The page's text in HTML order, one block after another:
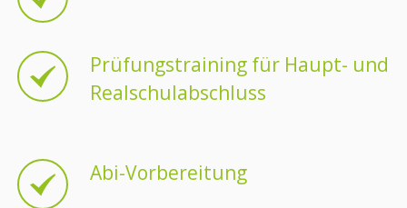
Prüfungstraining für Haupt- und
Realschulabschluss
Abi-Vorbereitung